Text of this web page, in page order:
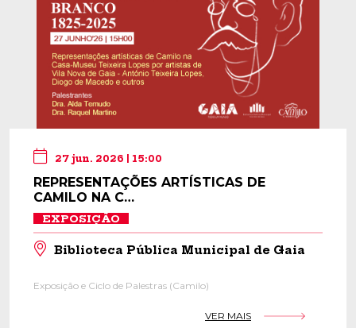
27 jun. 2026 | 15:00
REPRESENTAÇÕES ARTÍSTICAS DE
CAMILO NA C…
EXPOSIÇÃO
Biblioteca Pública Municipal de Gaia
Exposição e Ciclo de Palestras (Camilo)
VER MAIS